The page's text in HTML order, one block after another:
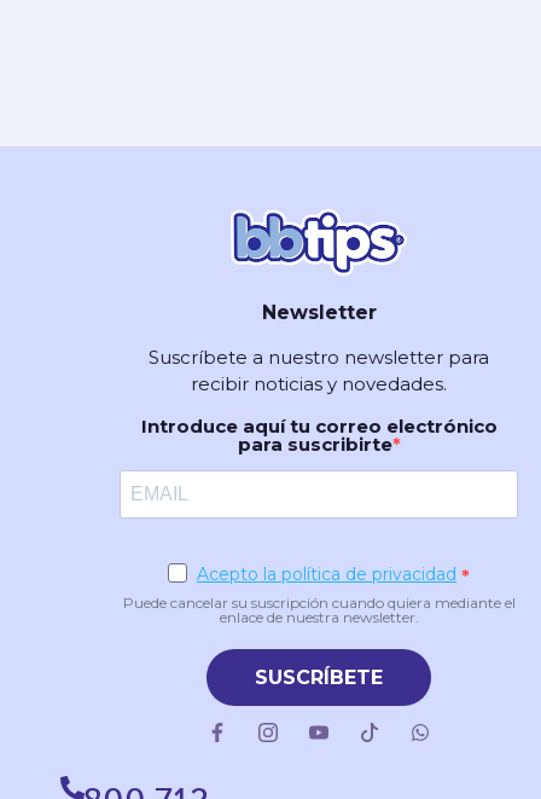
Newsletter
Suscríbete a nuestro newsletter para
recibir noticias y novedades.
Introduce aquí tu correo electrónico
para suscribirte
Acepto la política de privacidad
Puede cancelar su suscripción cuando quiera mediante el
enlace de nuestra newsletter.
SUSCRÍBETE